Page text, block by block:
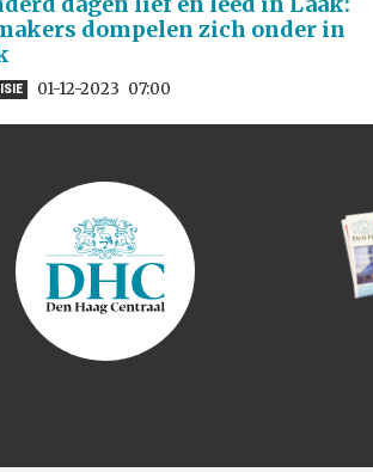
dompelen zich onder in
01-12-2023 07:00